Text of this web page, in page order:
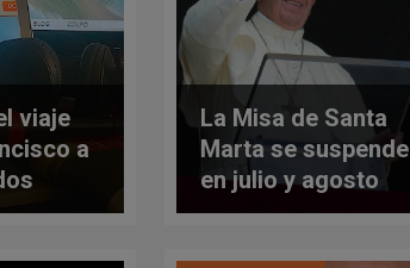
viaje
a
La Misa de Santa
Marta se suspende
en julio y agosto